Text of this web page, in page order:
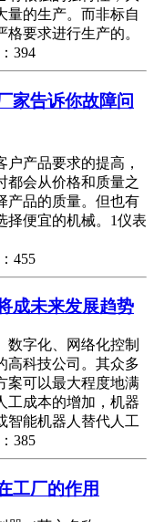
量的生产。而非标自
要求进行生产的。
394
家告诉你故障问
产品要求的提高，
都会从价格和质量之
产品的质量。但也有
择便宜的机械。1仪表
455
成未来发展趋势
数字化、网络化控制
高科技公司。其众多
案可以最大程度地满
工成本的增加，机器
智能机器人替代人工
385
工厂的作用